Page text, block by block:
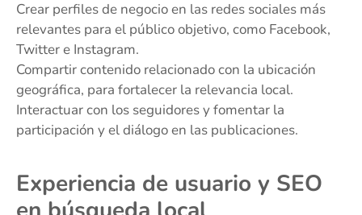
Crear perfiles de negocio en las redes sociales más
relevantes para el público objetivo, como Facebook,
Twitter e Instagram.
Compartir contenido relacionado con la ubicación
geográfica, para fortalecer la relevancia local.
Interactuar con los seguidores y fomentar la
participación y el diálogo en las publicaciones.
Experiencia de usuario y SEO